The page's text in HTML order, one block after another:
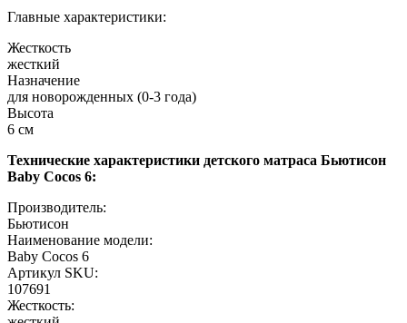
Главные характеристики:
Жесткость
жесткий
Назначение
для новорожденных (0-3 года)
Высота
6 см
Технические характеристики детского матраса Бьютисон
Baby Cocos 6:
Производитель:
Бьютисон
Наименование модели:
Baby Cocos 6
Артикул SKU:
107691
Жесткость: